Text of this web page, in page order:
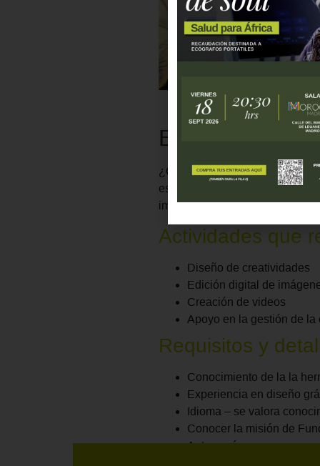
ESTADO:
¿Quieres ayudar a mejorar la
estamos buscando la
imágenes y vídeos, en entorno
Actividades que
Diseño de creatividades
Edición digital de
Creación de videos
Apoyo en la gestión de la
Requisitos y
Conocimiento de la la
Experiencia en diseño
Idioma – se valora
Conocer la misión de
Autonomía